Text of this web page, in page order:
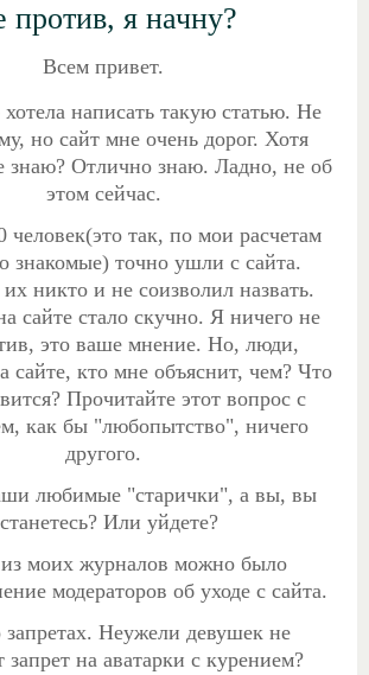
против, я начну?
Всем привет.
написать такую статью. Не
но сайт мне очень дорог. Хотя
знаю? Отлично знаю. Ладно, не об
этом сейчас.
человек(это так, по мои расчетам
знакомые) точно ушли с сайта.
никто и не соизволил назвать.
сайте стало скучно. Я ничего не
это ваше мнение. Но, люди,
сайте, кто мне объяснит, чем? Что
Прочитайте этот вопрос с
как бы "любопытство", ничего
другого.
любимые "старички", а вы, вы
Или уйдете?
моих журналов можно было
модераторов об уходе с сайта.
запретах. Неужели девушек не
запрет на аватарки с курением?